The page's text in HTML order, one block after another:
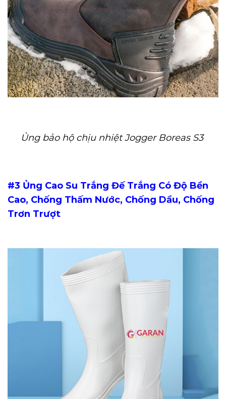
Ủng bảo hộ chịu nhiệt Jogger Boreas S3
#3 Ủng Cao Su Trắng Đế Trắng Có Độ Bền
Cao, Chống Thấm Nước, Chống Dầu, Chống
Trơn Trượt